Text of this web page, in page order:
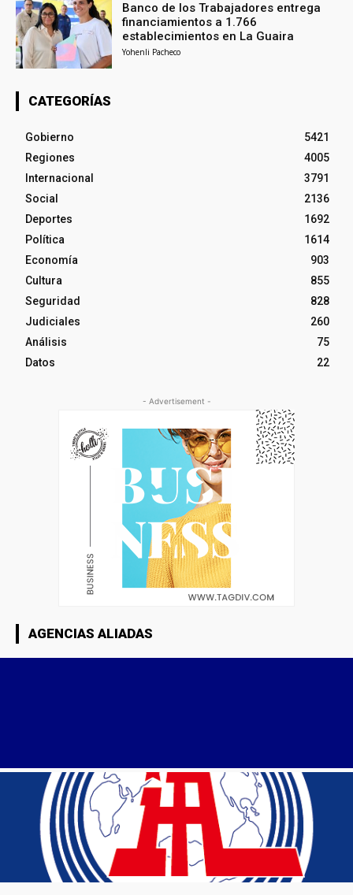
Banco de los Trabajadores entrega
financiamientos a 1.766
establecimientos en La Guaira
Yohenli Pacheco
CATEGORÍAS
Gobierno
5421
Regiones
4005
Internacional
3791
Social
2136
Deportes
1692
Política
1614
Economía
903
Cultura
855
Seguridad
828
Judiciales
260
Análisis
75
Datos
22
- Advertisement -
AGENCIAS ALIADAS